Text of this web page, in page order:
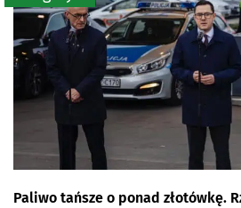
Paliwo tańsze o ponad złotówkę.